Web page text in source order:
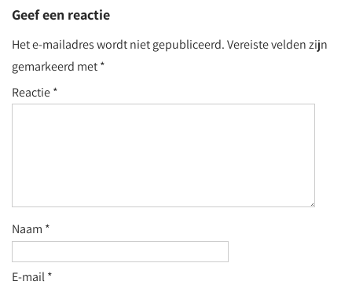
Geef een reactie
Het e-mailadres wordt niet gepubliceerd.Vereiste velden zijn
gemarkeerd met*
Reactie*
Naam *
E-mail*